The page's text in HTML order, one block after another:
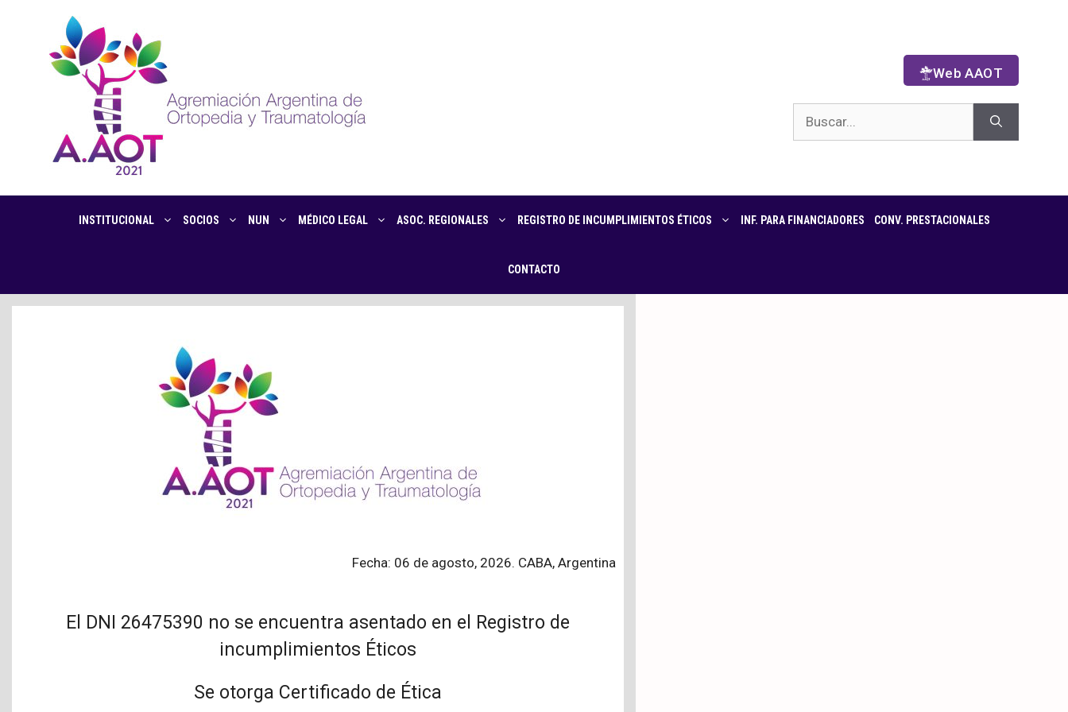
Web AAOT
INSTITUCIONAL SOCIOS NUN MÉDICO LEGAL ASOC. REGIONALES REGISTRO DE INCUMPLIMIENTOS ÉTICOS INF. PARA FINANCIADORES CONV. PRESTACIONALES
CONTACTO
Fecha: 06 de agosto, 2026. CABA, Argentina
El DNI 26475390 no se encuentra asentado en el Registro de
incumplimientos Éticos
Se otorga Certificado de Ética